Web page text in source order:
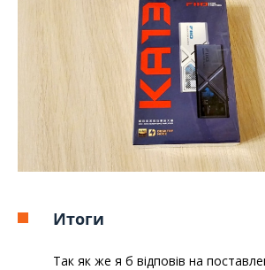
Итоги
Так як же я б відповів на